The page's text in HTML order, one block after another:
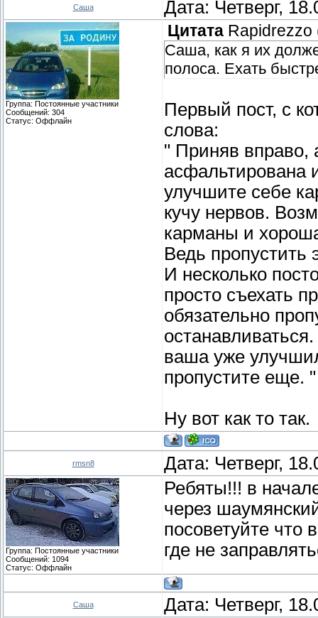
Саша Дата: Четверг,
Группа: Постоянные участники
Сообщений: 304
Статус: Оффлайн
Цитата Rapidrezzo
Саша, как я их
полоса. Ехать
Первый пост, с
слова:
" Приняв вправо,
асфальтирована
улучшите себе
кучу нервов.
карманы и
Ведь пропустить
И несколько
просто съехать
обязательно
ваша уже
пропустите еще. "
Ну вот как то так.
rmsn8 Дата: Четверг,
Группа: Постоянные участники
Сообщений: 1094
Статус: Оффлайн
Ребяты!!! в
через
посоветуйте что
где не
Саша Дата: Четверг,